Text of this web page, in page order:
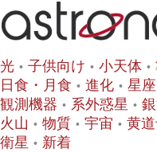
光 子供向け 小天体
日食・月食
進化 星座
観測機器
系外惑星
火山
物質 宇宙 黄
衛星
新着